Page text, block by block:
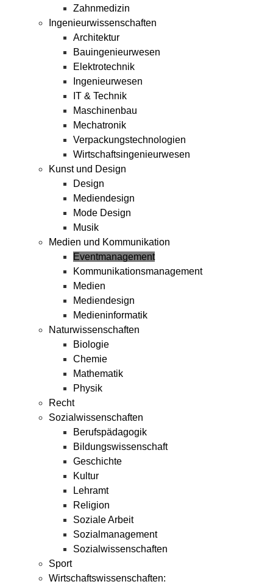
Zahnmedizin
Ingenieurwissenschaften
Architektur
Bauingenieurwesen
Elektrotechnik
Ingenieurwesen
IT & Technik
Maschinenbau
Mechatronik
Verpackungstechnologien
Wirtschaftsingenieurwesen
Kunst und Design
Design
Mediendesign
Mode Design
Musik
Medien und Kommunikation
Eventmanagement
Kommunikationsmanagement
Medien
Mediendesign
Medieninformatik
Naturwissenschaften
Biologie
Chemie
Mathematik
Physik
Recht
Sozialwissenschaften
Berufspädagogik
Bildungswissenschaft
Geschichte
Kultur
Lehramt
Religion
Soziale Arbeit
Sozialmanagement
Sozialwissenschaften
Sport
Wirtschaftswissenschaften: